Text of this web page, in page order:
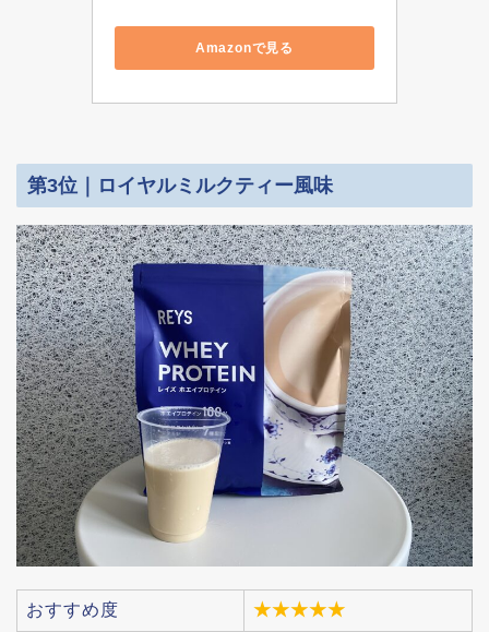
Amazonで見る
第3位｜ロイヤルミルクティー風味
おすすめ度 ★★★★★